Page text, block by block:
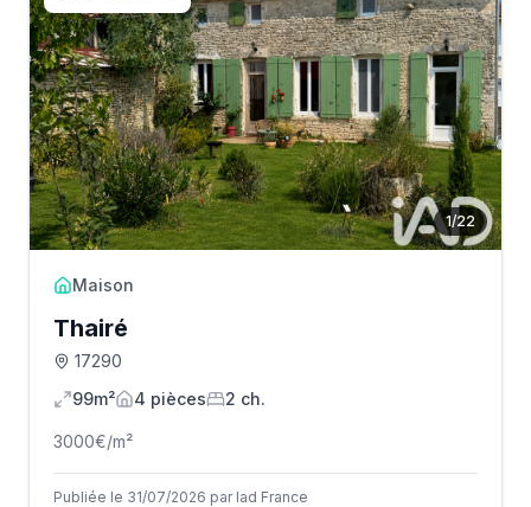
1/22
Maison
Thairé
17290
99m²
4 pièces 2 ch.
3000€/m²
Publiée le 31/07/2026 par Iad France